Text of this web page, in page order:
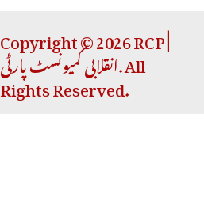
Copyright © 2026 RCP |
انقلابی کمیونسٹ پارٹی. All
Rights Reserved.